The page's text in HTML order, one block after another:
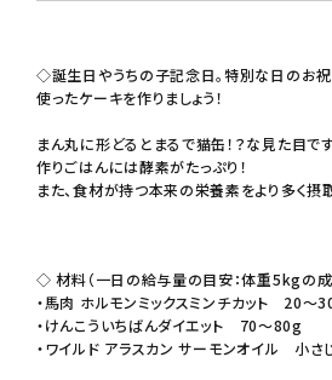
◇誕生日やうちの子記念日。特別な日のお
使ったケーキを作りましょう！
まん丸に形どるとまるで猫缶！？な見た目で
作りごはんには酵素がたっぷり！
また、食材が持つ本来の栄養素をより多く摂
◇ 材料（一日の給与量の目安：体重5kgの成
・馬肉 ホルモンミックスミンチカット 20〜
・けんこういちばんダイエット 70〜80g
・ワイルド アラスカン サーモンオイル 小さ